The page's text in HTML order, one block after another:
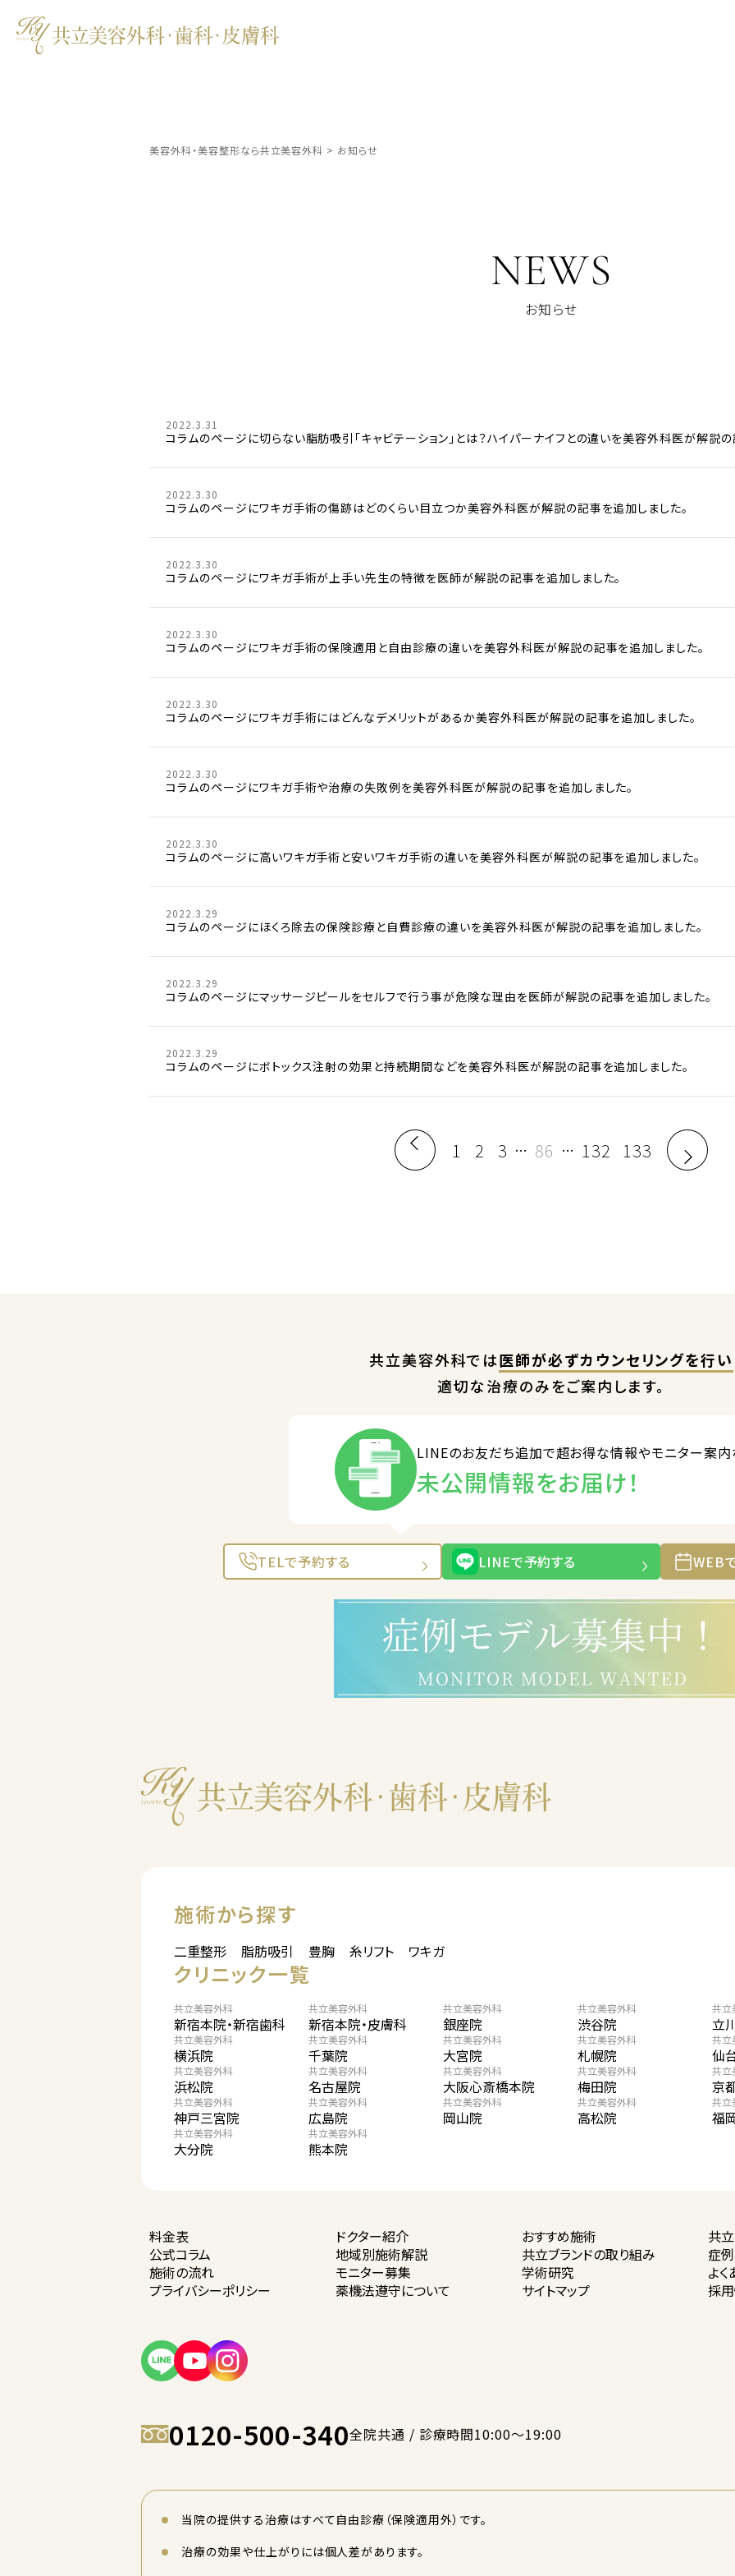
美容外科・美容整形なら共立美容外科 > お知らせ
NEWS
お知らせ
2022.3.31
コラムのページに切らない脂肪吸引「キャビテーション」とは？ハイパーナイフとの違いを美容外科医が解説
2022.3.30
コラムのページにワキガ手術の傷跡はどのくらい目立つか美容外科医が解説の記事を追加しました。
2022.3.30
コラムのページにワキガ手術が上手い先生の特徴を医師が解説の記事を追加しました。
2022.3.30
コラムのページにワキガ手術の保険適用と自由診療の違いを美容外科医が解説の記事を追加しました。
2022.3.30
コラムのページにワキガ手術にはどんなデメリットがあるか美容外科医が解説の記事を追加しました。
2022.3.30
コラムのページにワキガ手術や治療の失敗例を美容外科医が解説の記事を追加しました。
2022.3.30
コラムのページに高いワキガ手術と安いワキガ手術の違いを美容外科医が解説の記事を追加しました。
2022.3.29
コラムのページにほくろ除去の保険診療と自費診療の違いを美容外科医が解説の記事を追加しました。
2022.3.29
コラムのページにマッサージピールをセルフで行う事が危険な理由を医師が解説の記事を追加しました。
2022.3.29
コラムのページにボトックス注射の効果と持続期間などを美容外科医が解説の記事を追加しました。
1 2 3 … 86 … 132 133
共立美容外科では医師が必ずカウンセリングを行い
適切な治療のみをご案内します。
LINEのお友だち追加で超お得な情報やモニター案
未公開情報をお届け！
TELで予約する LINEで予約する WEB
施術から探す
二重整形 脂肪吸引 豊胸 糸リフト ワキガ
クリニック一覧
共立美容外科
新宿本院・新宿歯科
共立美容外科
新宿本院・皮膚科
共立美容外科
銀座院
共立美容外科
渋谷院
共立
立
共立美容外科
横浜院
共立美容外科
千葉院
共立美容外科
大宮院
共立美容外科
札幌院
共立
仙
共立美容外科
浜松院
共立美容外科
名古屋院
共立美容外科
大阪心斎橋本院
共立美容外科
梅田院
共立
京
共立美容外科
神戸三宮院
共立美容外科
広島院
共立美容外科
岡山院
共立美容外科
高松院
共立
福
共立美容外科
大分院
共立美容外科
熊本院
料金表 ドクター紹介 おすすめ施術
共
公式コラム
地域別施術解説 共立ブランドの取り組み
症
施術の流れ
モニター募集 学術研究
よ
プライバシーポリシー 薬機法遵守について サイトマップ 採
0120-500-340全院共通 / 診療時間10:00〜19:00
当院の提供する治療はすべて自由診療（保険適用外）です。
治療の効果や仕上がりには個人差があります。